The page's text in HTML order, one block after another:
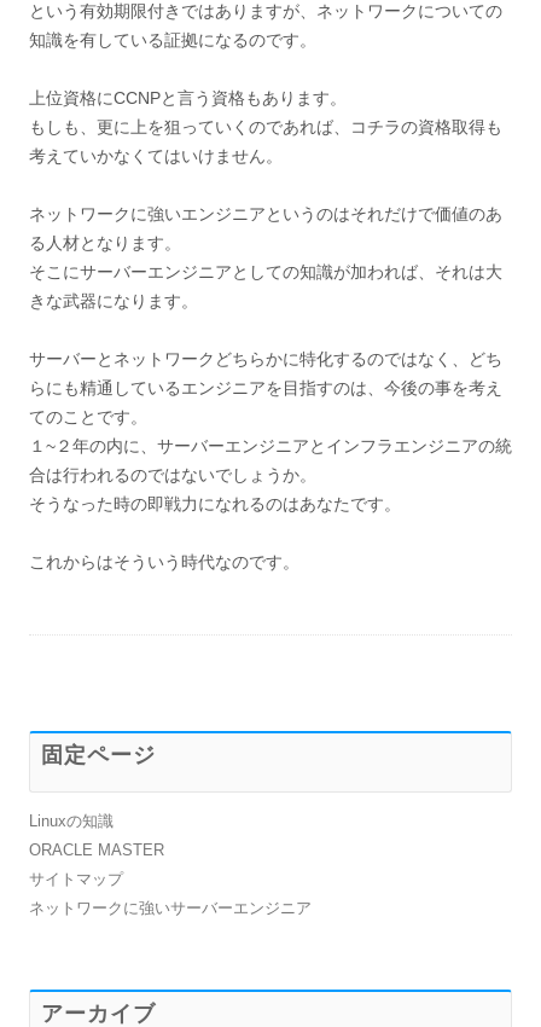
という有効期限付きではありますが、ネットワークについての
知識を有している証拠になるのです。
上位資格にCCNPと言う資格もあります。
もしも、更に上を狙っていくのであれば、コチラの資格取得も
考えていかなくてはいけません。
ネットワークに強いエンジニアというのはそれだけで価値のあ
る人材となります。
そこにサーバーエンジニアとしての知識が加われば、それは大
きな武器になります。
サーバーとネットワークどちらかに特化するのではなく、どち
らにも精通しているエンジニアを目指すのは、今後の事を考え
てのことです。
１~２年の内に、サーバーエンジニアとインフラエンジニアの統
合は行われるのではないでしょうか。
そうなった時の即戦力になれるのはあなたです。
これからはそういう時代なのです。
固定ページ
Linuxの知識
ORACLE MASTER
サイトマップ
ネットワークに強いサーバーエンジニア
アーカイブ